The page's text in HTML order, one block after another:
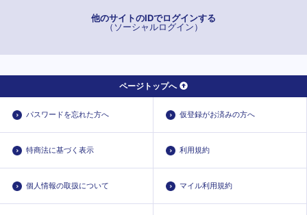
他のサイトのIDでログインする
（ソーシャルログイン）
ページトップへ
パスワードを忘れた方へ 仮登録がお済みの方へ
特商法に基づく表示 利用規約
個人情報の取扱について マイル利用規約